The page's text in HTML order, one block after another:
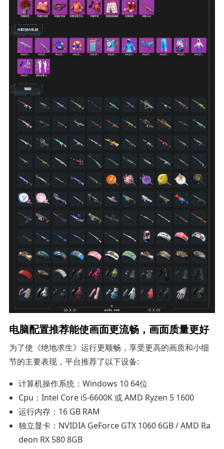
电脑配置推荐能使画面更流畅，画面质量更好
为了使《绝地求生》运行更顺畅，享受更高的画质和小细
节的主要表现，平台推荐了以下设备:
计算机操作系统：Windows 10 64位
Cpu：Intel Core i5-6600K 或 AMD Ryzen 5 1600
运行内存：16 GB RAM
独立显卡：NVIDIA GeForce GTX 1060 6GB / AMD Ra
deon RX 580 8GB